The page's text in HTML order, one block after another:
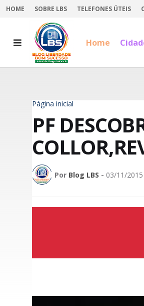
HOME SOBRE LBS TELEFONES ÚTEIS
Home
Página inicial
PF
Por Blog LBS - 03/11/